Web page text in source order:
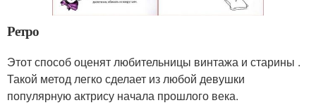
Ретро
Этот способ оценят любительницы винтажа и старины .
Такой метод легко сделает из любой девушки
популярную актрису начала прошлого века.